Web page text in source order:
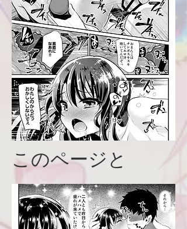
​このページと